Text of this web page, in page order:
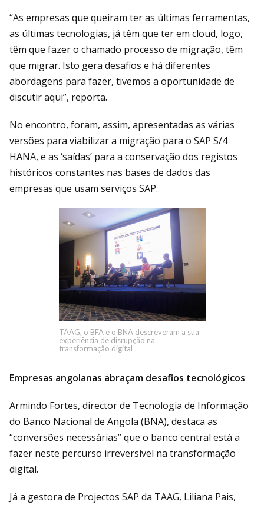
“As empresas que queiram ter as últimas ferramentas,
as últimas tecnologias, já têm que ter em cloud, logo,
têm que fazer o chamado processo de migração, têm
que migrar. Isto gera desafios e há diferentes
abordagens para fazer, tivemos a oportunidade de
discutir aqui”, reporta.
No encontro, foram, assim, apresentadas as várias
versões para viabilizar a migração para o SAP S/4
HANA, e as ‘saídas’ para a conservação dos registos
históricos constantes nas bases de dados das
empresas que usam serviços SAP.
TAAG, o BFA e o BNA descreveram a sua
experiência de disrupção na
transformação digital
Empresas angolanas abraçam desafios tecnológicos
Armindo Fortes, director de Tecnologia de Informação
do Banco Nacional de Angola (BNA), destaca as
“conversões necessárias” que o banco central está a
fazer neste percurso irreversível na transformação
digital.
Já a gestora de Projectos SAP da TAAG, Liliana Pais,